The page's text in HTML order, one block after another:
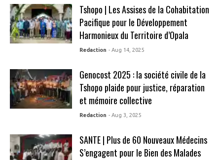
Tshopo | Les Assises de la Cohabitation
Pacifique pour le Développement
Harmonieux du Territoire d’Opala
Redaction - Aug 14, 2025
Genocost 2025 : la société civile de la
Tshopo plaide pour justice, réparation
et mémoire collective
Redaction - Aug 3, 2025
SANTE | Plus de 60 Nouveaux Médecins
S’engagent pour le Bien des Malades